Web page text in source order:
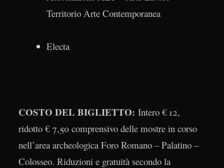
Territorio Arte Contemporanea
Electa
COSTO DEL BIGLIETTO: Intero € 12,
ridotto € 7,50 comprensivo delle mostre in corso
nell’area archeologica Foro Romano – Palatino –
Colosseo. Riduzioni e gratuità secondo la